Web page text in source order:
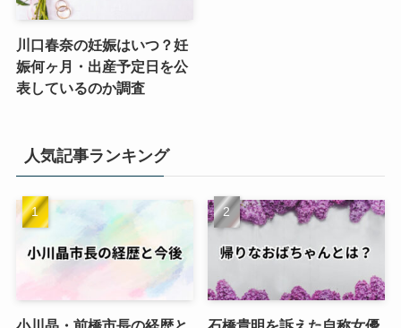
川口春奈の妊娠はいつ？妊
娠何ヶ月・出産予定日を公
表しているのか調査
人気記事ランキング